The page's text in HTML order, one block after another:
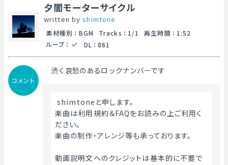
夕闇モーターサイクル
written byshimtone
素材種別 ： BGM Tracks ： 1/1 再生時間 ： 1:52
ループ ： DL ： 861
コメント
渋く哀愁のあるロックナンバーです
shimtoneと申します。
楽曲は利用規約＆FAQをお読みの上ご利用く
ださい。
楽曲の制作・アレンジ等も承っております。
動画説明文へのクレジットは基本的に不要で